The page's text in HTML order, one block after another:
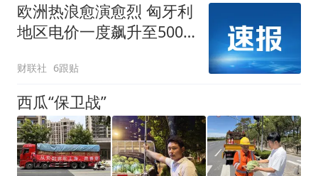
欧洲热浪愈演愈烈 匈牙利
地区电价一度飙升至500
财联社 6跟贴
西瓜“保卫战”